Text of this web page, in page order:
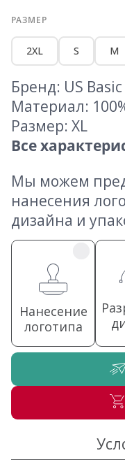
РАЗМЕР
2XL S M
Бренд: US Basic
Материал:
Размер: XL
Все
Мы можем
нанесения
дизайна и
Нанесение
логотипа